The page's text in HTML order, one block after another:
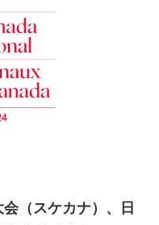
（スケカナ）、日